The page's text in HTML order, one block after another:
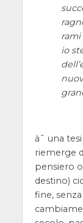
io
àˆ una
riemerge
pensiero
destino)
fine,